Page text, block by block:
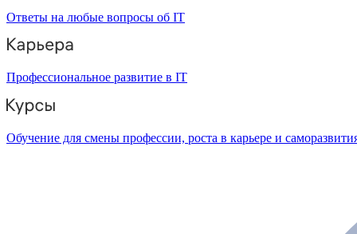
Ответы на любые вопросы об IT
Профессиональное развитие в IT
Обучение для смены профессии, роста в карьере и